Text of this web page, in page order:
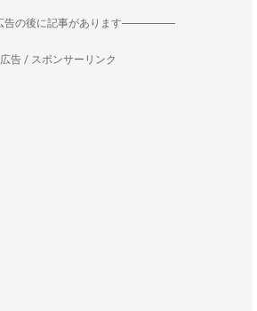
告の後に記事があります--------------------
広告 / スポンサーリンク